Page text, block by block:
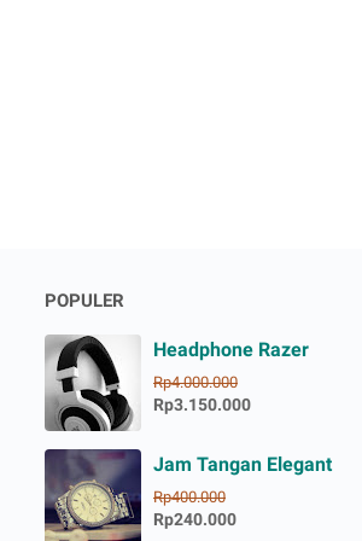
POPULER
Headphone Razer
Rp4.000.000
Rp3.150.000
Jam Tangan Elegant
Rp400.000
Rp240.000